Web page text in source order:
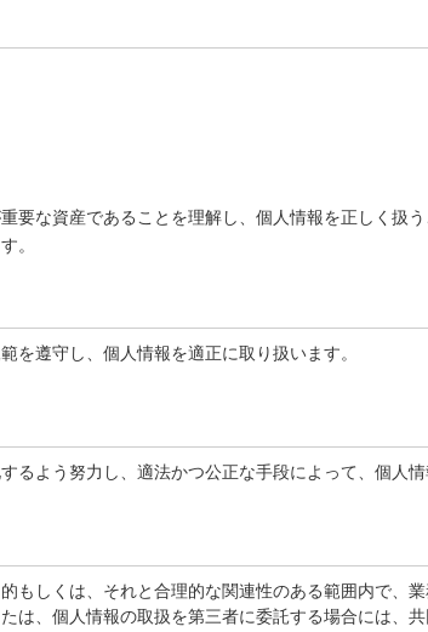
要な資産であることを理解し、個人情報を正しく扱
。
を遵守し、個人情報を適正に取り扱います。
るよう努力し、適法かつ公正な手段によって、個人情
もしくは、それと合理的な関連性のある範囲内で、
は、個人情報の取扱を第三者に委託する場合には、